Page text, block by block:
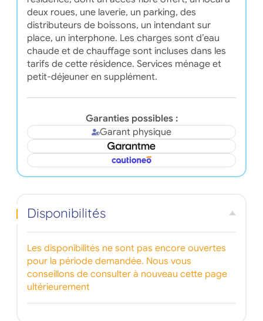
deux roues, une laverie, un parking, des
distributeurs de boissons, un intendant sur
place, un interphone. Les charges sont d’eau
chaude et de chauffage sont incluses dans les
tarifs de cette résidence. Services ménage et
petit-déjeuner en supplément.
Garanties possibles :
Garant physique
Disponibilités
Les disponibilités ne sont pas encore ouvertes
pour la période demandée. Nous vous
conseillons de consulter à nouveau cette page
ultérieurement